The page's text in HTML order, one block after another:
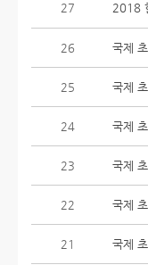
27 2018
26 국제
25 국제
24 국제
23 국제
22 국제
21 국제